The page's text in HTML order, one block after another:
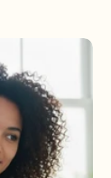
Nos
et renforcer
nos
tes meilleurs
toi. Explore
dès